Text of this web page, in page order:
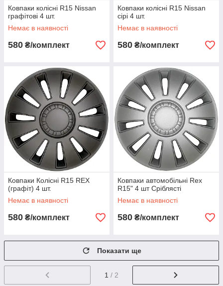
Ковпаки колісні R15 Nissan
графітові 4 шт.
Немає в наявності
580 ₴/комплект
Ковпаки колісні R15 Nissan
сірі 4 шт.
Немає в наявності
580 ₴/комплект
Ковпаки Колісні R15 REX
(графіт) 4 шт.
Немає в наявності
580 ₴/комплект
Ковпаки автомобільні Rex
R15" 4 шт Сріблясті
Немає в наявності
580 ₴/комплект
Показати ще
1 / 2